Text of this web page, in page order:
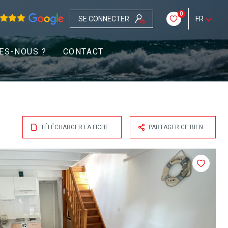
SE CONNECTER
0
FR
NOUS ? CONTACT
TÉLÉCHARGER LA FICHE PARTAGER CE BIEN